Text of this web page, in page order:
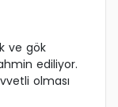
ve gök
ediliyor.
olması